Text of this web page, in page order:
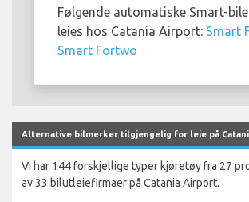
Følgende automatiske Smart-
leies hos Catania Airport: Smart
Smart Fortwo
Alternative bilmerker tilgjengelig for leie på
Vi har 144 forskjellige typer kjøretøy fra 27
av 33 bilutleiefirmaer på Catania Airport.